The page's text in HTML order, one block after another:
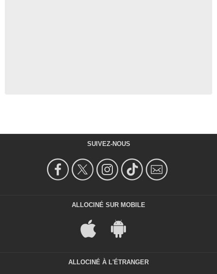
SUIVEZ-NOUS
ALLOCINÉ SUR MOBILE
ALLOCINÉ À L'ÉTRANGER